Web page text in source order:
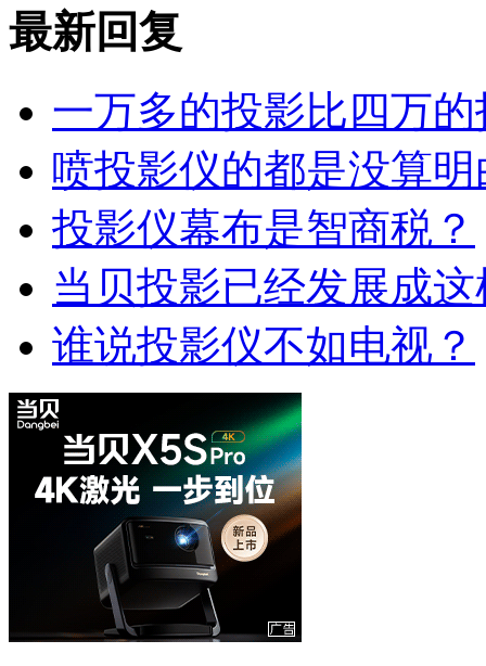
最新回复
一万多的投影比四万
喷投影仪的都是没算
投影仪幕布是智商税？
当贝投影已经发展成
谁说投影仪不如电视？